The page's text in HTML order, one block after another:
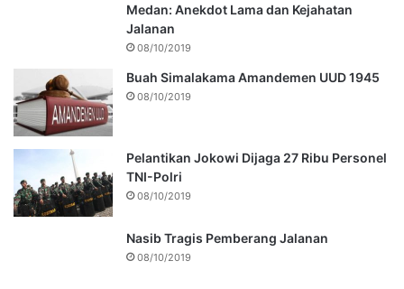
Medan: Anekdot Lama dan Kejahatan
Jalanan
08/10/2019
Buah Simalakama Amandemen UUD 1945
08/10/2019
Pelantikan Jokowi Dijaga 27 Ribu Personel
TNI-Polri
08/10/2019
Nasib Tragis Pemberang Jalanan
08/10/2019